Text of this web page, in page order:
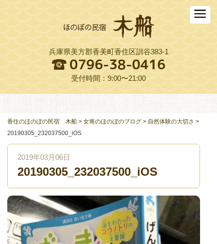
兵庫県美方郡香美町香住区訓谷383-1
受付時間：9:00〜21:00
交通アクセス
よくある質問
お役立ちリンク集
ご予約プラン一覧
English
香住のほのぼの民宿 木船 > 女将のほのぼのブログ > 自然体験の大切さ >
20190305_232037500_iOS
2019年03月06日
20190305_232037500_iOS